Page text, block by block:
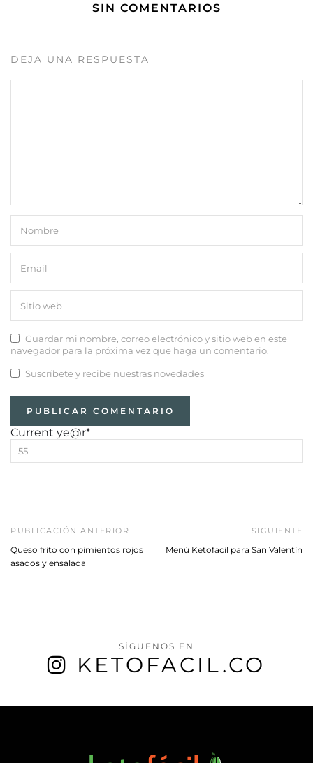
SIN COMENTARIOS
DEJA UNA RESPUESTA
Guardar mi nombre, correo electrónico y sitio web en este
navegador para la próxima vez que haga un comentario.
Suscríbete y recibe nuestras novedades
Current ye@r*
PUBLICACIÓN ANTERIOR
Queso frito con pimientos rojos
asados y ensalada
SIGUIENTE
Menú Ketofacil para San Valentín
SÍGUENOS EN
KETOFACIL.CO